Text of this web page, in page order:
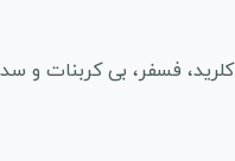
فسفر، بی کربنات و